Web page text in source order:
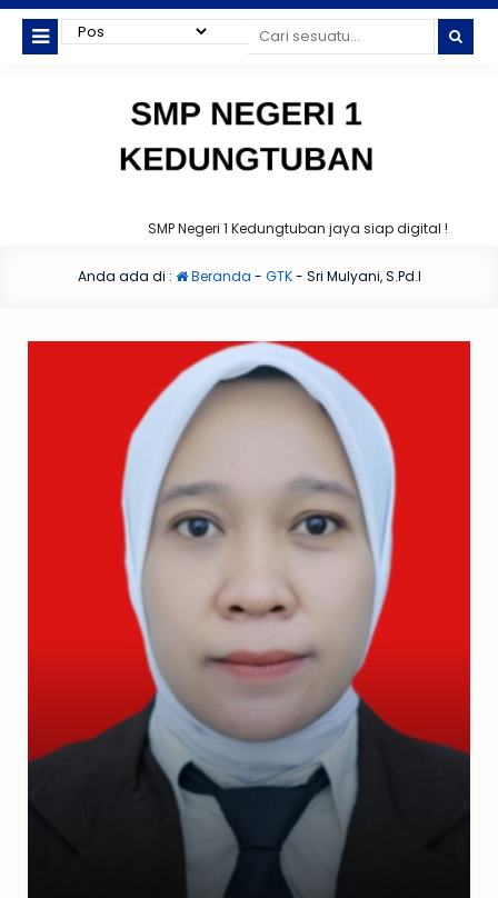
SMP Negeri 1 Kedungtuban jaya siap digital !
Anda ada di : Beranda - GTK- Sri Mulyani, S.Pd.I